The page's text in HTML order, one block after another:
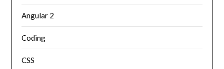
Angular 2
Coding
CSS